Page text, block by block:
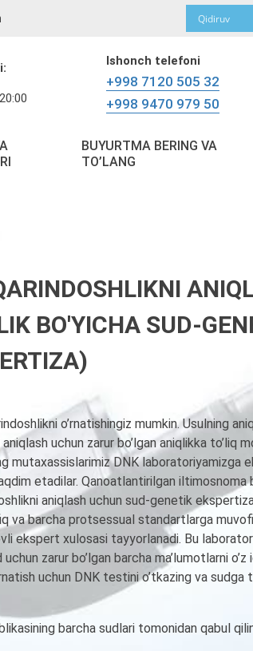
Ishonch telefoni
+998 7120 505 32
+998 9470 979 50
BUYURTMA BERING VA
TO’LANG
BO'YICHA SUD-
o’rnatishingiz mumkin. Usulning
uchun zarur bo’lgan aniqlikka to’liq
mutaxassislarimiz DNK laboratoriyamizga
etadilar. Qanoatlantirilgan iltimosnoma
aniqlash uchun sud-genetik
va barcha protsessual standartlarga
ekspert xulosasi tayyorlanadi. Bu
zarur bo’lgan barcha ma’lumotlarni o’z
uchun DNK testini o’tkazing va sudga
barcha sudlari tomonidan qabul